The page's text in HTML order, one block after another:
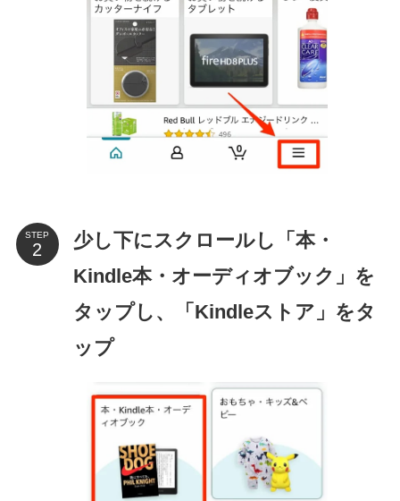
STEP
少し下にスクロールし「本・
Kindle本・オーディオブック」を
タップし、「Kindleストア」をタ
ップ